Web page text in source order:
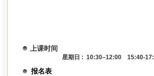
上课时间
星期日 : 10:30–12:00 15:40-
报名表